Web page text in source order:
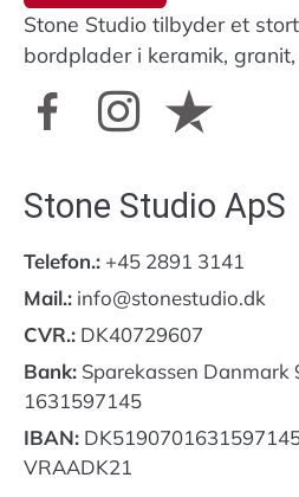
Stone Studio tilbyder et
bordplader i keramik,
Stone Studio ApS
Telefon.: +45 2891 3141
Mail.: info@stonestudio.dk
CVR.: DK40729607
Bank: Sparekassen Danmark
1631597145
IBAN:
VRAADK21